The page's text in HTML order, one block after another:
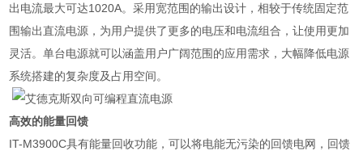
出电流最大可达1020A。采用宽范围的输出设计，相较于传统固定范
围输出直流电源，为用户提供了更多的电压和电流组合，让使用更加
灵活。单台电源就可以涵盖用户广阔范围的应用需求，大幅降低电源
系统搭建的复杂度及占用空间。
高效的能量回馈
IT-M3900C具有能量回收功能，可以将电能无污染的回馈电网，回馈